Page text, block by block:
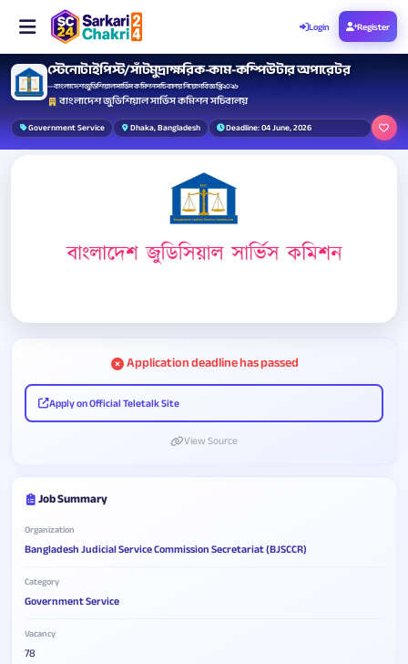
Login Register
স্টেনোটাইপিস্ট/সাঁটমুদ্রাক্ষরিক-কাম-কম্পিউটার অপারেটর
— বাংলাদেশ জুডিশিয়াল সার্ভিস কমিশন সচিবালয় নিয়োগ বিজ্ঞপ্তি ২০২৬
বাংলাদেশ জুডিশিয়াল সার্ভিস কমিশন সচিবালয়
Government Service Dhaka, Bangladesh Deadline: 04 June, 2026
Application deadline has passed
Apply on Official Teletalk Site
View Source
Job Summary
Organization
Bangladesh Judicial Service Commission Secretariat (BJSCCR)
Category
Government Service
Vacancy
78